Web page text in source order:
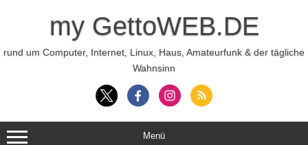
my GettoWEB.DE
rund um Computer, Internet, Linux, Haus, Amateurfunk & der tägliche
Wahnsinn
Menü